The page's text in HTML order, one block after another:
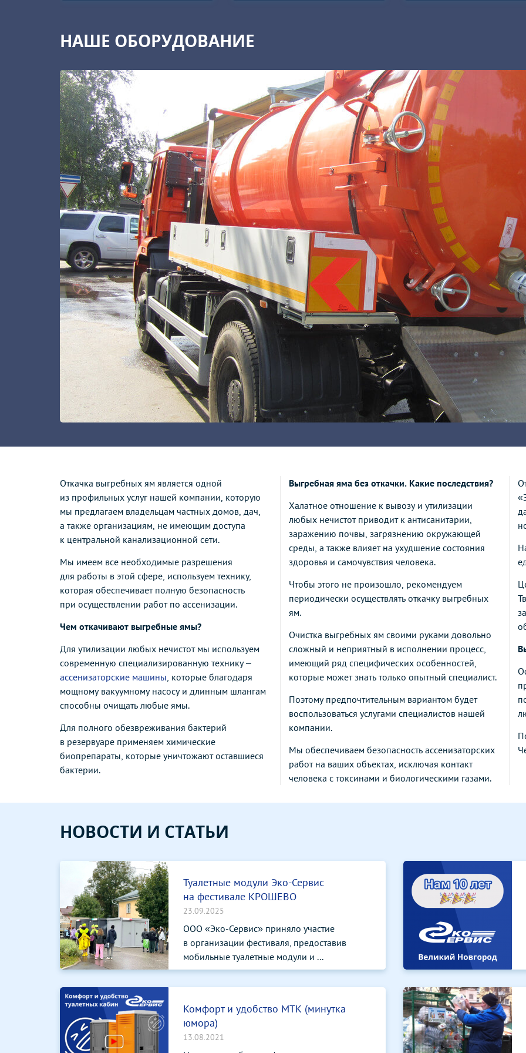
НАШЕ ОБОРУДОВАНИЕ
Откачка выгребных ям является одной
из профильных услуг нашей компании, которую
мы предлагаем владельцам частных домов, дач,
а также организациям, не имеющим доступа
к центральной канализационной сети.
Мы имеем все необходимые разрешения
для работы в этой сфере, используем технику,
которая обеспечивает полную безопасность
при осуществлении работ по ассенизации.
Чем откачивают выгребные ямы?
Для утилизации любых нечистот мы используем
современную специализированную технику –
ассенизаторские машины, которые благодаря
мощному вакуумному насосу и длинным шлангам
способны очищать любые ямы.
Для полного обезвреживания бактерий
в резервуаре применяем химические
биопрепараты, которые уничтожают оставшиеся
бактерии.
Выгребная яма без откачки. Какие последствия?
Халатное отношение к вывозу и утилизации
любых нечистот приводит к антисанитарии,
заражению почвы, загрязнению окружающей
среды, а также влияет на ухудшение состояния
здоровья и самочувствия человека.
Чтобы этого не произошло, рекомендуем
периодически осуществлять откачку выгребных
ям.
Очистка выгребных ям своими руками довольно
сложный и неприятный в исполнении процесс,
имеющий ряд специфических особенностей,
которые может знать только опытный специалист.
Поэтому предпочтительным вариантом будет
воспользоваться услугами специалистов нашей
компании.
Мы обеспечиваем безопасность ассенизаторских
работ на ваших объектах, исключая контакт
человека с токсинами и биологическими газами.
НОВОСТИ И СТАТЬИ
Туалетные модули Эко-Сервис
на фестивале КРОШЕВО
23.09.2025
ООО «Эко-Сервис» приняло участие
в организации фестиваля, предоставив
мобильные туалетные модули и ...
Комфорт и удобство МТК (минутка
юмора)
13.08.2021